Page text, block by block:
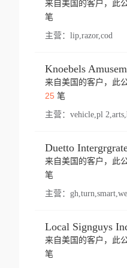
来自美国的客户，此
笔
主营： lip,razor,cod
来自美国的客户，此
25笔
主营：
来自美国的客户，此
笔
主营：
Local Signguys
来自美国的客户，此
笔